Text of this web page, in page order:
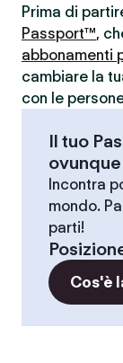
Prima di
Passport™,
abbonamenti
cambiare la
con le
Il tuo
ovunque
Incontra
mondo.
parti!
Cos'è